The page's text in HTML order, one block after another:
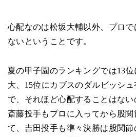
心配なのは松坂大輔以外、プロ
ないということです。
夏の甲子園のランキングでは13
大、15位にカブスのダルビッシ
で、それほど心配することはない
斎藤投手もプロに入ってから股
て、吉田投手も準々決勝は股関